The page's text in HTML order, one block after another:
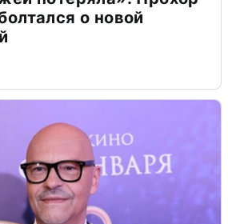
о новой